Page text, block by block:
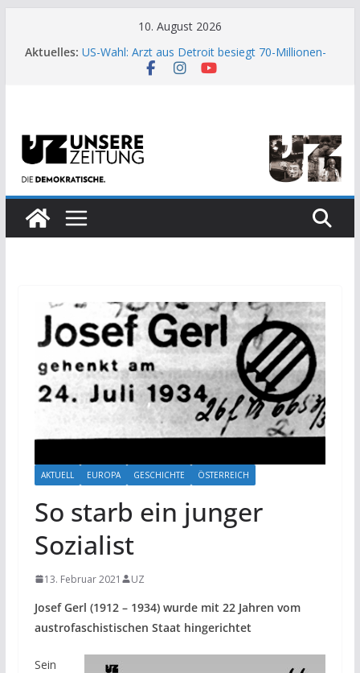
10. August 2026
Aktuelles: US-Wahl: Arzt aus Detroit besiegt 70-Millionen-
Dollar-Lobby
Plattform
Kinderbetreuung ist keine Arbeit?
AKTUELL EUROPA GESCHICHTE ÖSTERREICH
So starb ein junger
Sozialist
13. Februar 2021 UZ
Josef Gerl (1912 – 1934) wurde mit 22 Jahren vom
austrofaschistischen Staat hingerichtet
Sein